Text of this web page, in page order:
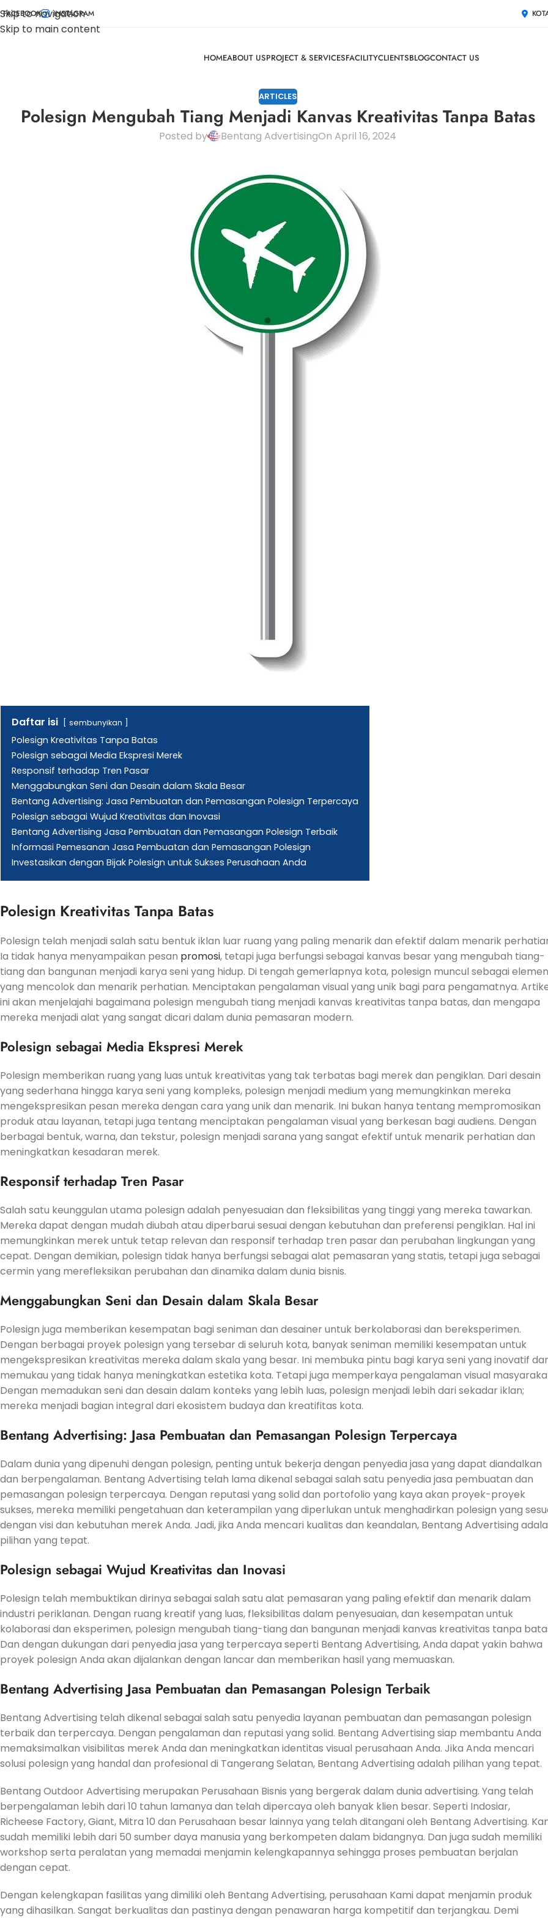
Skip to navigation
Skip to main content
FACEBOOK INSTAGRAM
HOMEABOUT USPROJECT & SERVICESFACILITYCLIENTSBLOGCONTACT US
ARTICLES
Polesign Mengubah Tiang Menjadi Kanvas Kreativitas Tanpa Batas
Posted by Bentang AdvertisingOn April 16, 2024
Daftar isi sembunyikan
Polesign Kreativitas Tanpa Batas
Polesign sebagai Media Ekspresi Merek
Responsif terhadap Tren Pasar
Menggabungkan Seni dan Desain dalam Skala Besar
Bentang Advertising: Jasa Pembuatan dan Pemasangan Polesign Terpercaya
Polesign sebagai Wujud Kreativitas dan Inovasi
Bentang Advertising Jasa Pembuatan dan Pemasangan Polesign Terbaik
Informasi Pemesanan Jasa Pembuatan dan Pemasangan Polesign
Investasikan dengan Bijak Polesign untuk Sukses Perusahaan Anda
Polesign Kreativitas Tanpa Batas
Polesign telah menjadi salah satu bentuk iklan luar ruang yang paling menarik dan efektif dalam menarik
Ia tidak hanya menyampaikan pesan promosi, tetapi juga berfungsi sebagai kanvas besar yang mengubah tiang-
tiang dan bangunan menjadi karya seni yang hidup. Di tengah gemerlapnya kota, polesign muncul sebagai elemen
yang mencolok dan menarik perhatian. Menciptakan pengalaman visual yang unik bagi para pengamatnya.
ini akan menjelajahi bagaimana polesign mengubah tiang menjadi kanvas kreativitas tanpa batas, dan mengapa
mereka menjadi alat yang sangat dicari dalam dunia pemasaran modern.
Polesign sebagai Media Ekspresi Merek
Polesign memberikan ruang yang luas untuk kreativitas yang tak terbatas bagi merek dan pengiklan. Dari desain
yang sederhana hingga karya seni yang kompleks, polesign menjadi medium yang memungkinkan mereka
mengekspresikan pesan mereka dengan cara yang unik dan menarik. Ini bukan hanya tentang mempromosikan
produk atau layanan, tetapi juga tentang menciptakan pengalaman visual yang berkesan bagi audiens. Dengan
berbagai bentuk, warna, dan tekstur, polesign menjadi sarana yang sangat efektif untuk menarik perhatian dan
meningkatkan kesadaran merek.
Responsif terhadap Tren Pasar
Salah satu keunggulan utama polesign adalah penyesuaian dan fleksibilitas yang tinggi yang mereka tawarkan.
Mereka dapat dengan mudah diubah atau diperbarui sesuai dengan kebutuhan dan preferensi pengiklan. Hal ini
memungkinkan merek untuk tetap relevan dan responsif terhadap tren pasar dan perubahan lingkungan yang
cepat. Dengan demikian, polesign tidak hanya berfungsi sebagai alat pemasaran yang statis, tetapi juga sebagai
cermin yang merefleksikan perubahan dan dinamika dalam dunia bisnis.
Menggabungkan Seni dan Desain dalam Skala Besar
Polesign juga memberikan kesempatan bagi seniman dan desainer untuk berkolaborasi dan bereksperimen.
Dengan berbagai proyek polesign yang tersebar di seluruh kota, banyak seniman memiliki kesempatan untuk
mengekspresikan kreativitas mereka dalam skala yang besar. Ini membuka pintu bagi karya seni yang inovatif
memukau yang tidak hanya meningkatkan estetika kota. Tetapi juga memperkaya pengalaman visual
Dengan memadukan seni dan desain dalam konteks yang lebih luas, polesign menjadi lebih dari sekadar iklan;
mereka menjadi bagian integral dari ekosistem budaya dan kreatifitas kota.
Bentang Advertising: Jasa Pembuatan dan Pemasangan Polesign Terpercaya
Dalam dunia yang dipenuhi dengan polesign, penting untuk bekerja dengan penyedia jasa yang dapat diandalkan
dan berpengalaman. Bentang Advertising telah lama dikenal sebagai salah satu penyedia jasa pembuatan dan
pemasangan polesign terpercaya. Dengan reputasi yang solid dan portofolio yang kaya akan proyek-proyek
sukses, mereka memiliki pengetahuan dan keterampilan yang diperlukan untuk menghadirkan polesign yang
dengan visi dan kebutuhan merek Anda. Jadi, jika Anda mencari kualitas dan keandalan, Bentang Advertising
pilihan yang tepat.
Polesign sebagai Wujud Kreativitas dan Inovasi
Polesign telah membuktikan dirinya sebagai salah satu alat pemasaran yang paling efektif dan menarik dalam
industri periklanan. Dengan ruang kreatif yang luas, fleksibilitas dalam penyesuaian, dan kesempatan untuk
kolaborasi dan eksperimen, polesign mengubah tiang-tiang dan bangunan menjadi kanvas kreativitas tanpa
Dan dengan dukungan dari penyedia jasa yang terpercaya seperti Bentang Advertising, Anda dapat yakin bahwa
proyek polesign Anda akan dijalankan dengan lancar dan memberikan hasil yang memuaskan.
Bentang Advertising Jasa Pembuatan dan Pemasangan Polesign Terbaik
Bentang Advertising telah dikenal sebagai salah satu penyedia layanan pembuatan dan pemasangan polesign
terbaik dan terpercaya. Dengan pengalaman dan reputasi yang solid. Bentang Advertising siap membantu Anda
memaksimalkan visibilitas merek Anda dan meningkatkan identitas visual perusahaan Anda. Jika Anda mencari
solusi polesign yang handal dan profesional di Tangerang Selatan, Bentang Advertising adalah pilihan yang tepat.
Bentang Outdoor Advertising merupakan Perusahaan Bisnis yang bergerak dalam dunia advertising. Yang telah
berpengalaman lebih dari 10 tahun lamanya dan telah dipercaya oleh banyak klien besar. Seperti Indosiar,
Richeese Factory, Giant, Mitra 10 dan Perusahaan besar lainnya yang telah ditangani oleh Bentang Advertising.
sudah memiliki lebih dari 50 sumber daya manusia yang berkompeten dalam bidangnya. Dan juga sudah memiliki
workshop serta peralatan yang memadai menjamin kelengkapannya sehingga proses pembuatan berjalan
dengan cepat.
Dengan kelengkapan fasilitas yang dimiliki oleh Bentang Advertising, perusahaan Kami dapat menjamin produk
yang dihasilkan. Sangat berkualitas dan pastinya dengan penawaran harga kompetitif dan terjangkau. Demi